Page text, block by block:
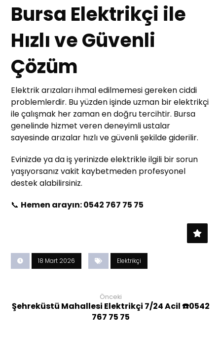
Bursa Elektrikçi ile
Hızlı ve Güvenli
Çözüm
Elektrik arızaları ihmal edilmemesi gereken ciddi
problemlerdir. Bu yüzden işinde uzman bir elektrikçi
ile çalışmak her zaman en doğru tercihtir. Bursa
genelinde hizmet veren deneyimli ustalar
sayesinde arızalar hızlı ve güvenli şekilde giderilir.
Evinizde ya da iş yerinizde elektrikle ilgili bir sorun
yaşıyorsanız vakit kaybetmeden profesyonel
destek alabilirsiniz.
📞 Hemen arayın: 0542 767 75 75
18 Mart 2026 Elektrikçi
Önceki
Şehreküstü Mahallesi Elektrikçi 7/24 Acil ☎️0542
767 75 75